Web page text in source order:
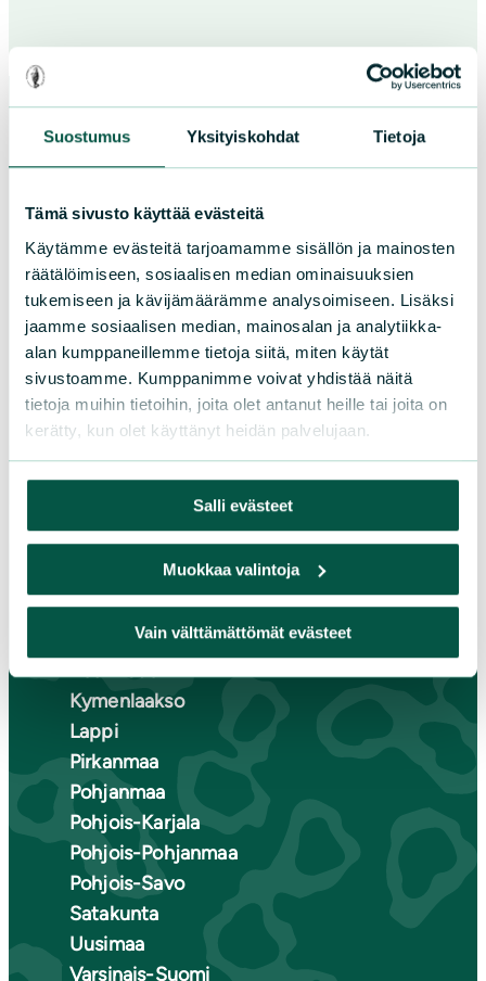
Suostumus Yksityiskohdat Tietoja
Tämä sivusto käyttää evästeitä
Käytämme evästeitä tarjoamamme sisällön ja mainosten
räätälöimiseen, sosiaalisen median ominaisuuksien
tukemiseen ja kävijämäärämme analysoimiseen. Lisäksi
jaamme sosiaalisen median, mainosalan ja analytiikka-
alan kumppaneillemme tietoja siitä, miten käytät
sivustoamme. Kumppanimme voivat yhdistää näitä
tietoja muihin tietoihin, joita olet antanut heille tai joita on
kerätty, kun olet käyttänyt heidän palvelujaan.
Salli evästeet
Muokkaa valintoja
Vain välttämättömät evästeet
Paikallistoiminta
Tule vapaaehtoiseksi
Liity jäseneksi
Piirit ja yhdistykset
LIITY JÄSENEKSI
Suomen luonnonsuojeluliiton
Etelä-Häme
Etelä-Karjala
Etelä-Savo
Keski-Suomi
Kymenlaakso
Lappi
Pirkanmaa
Pohjanmaa
Pohjois-Karjala
Pohjois-Pohjanmaa
Pohjois-Savo
Satakunta
Uusimaa
Varsinais-Suomi